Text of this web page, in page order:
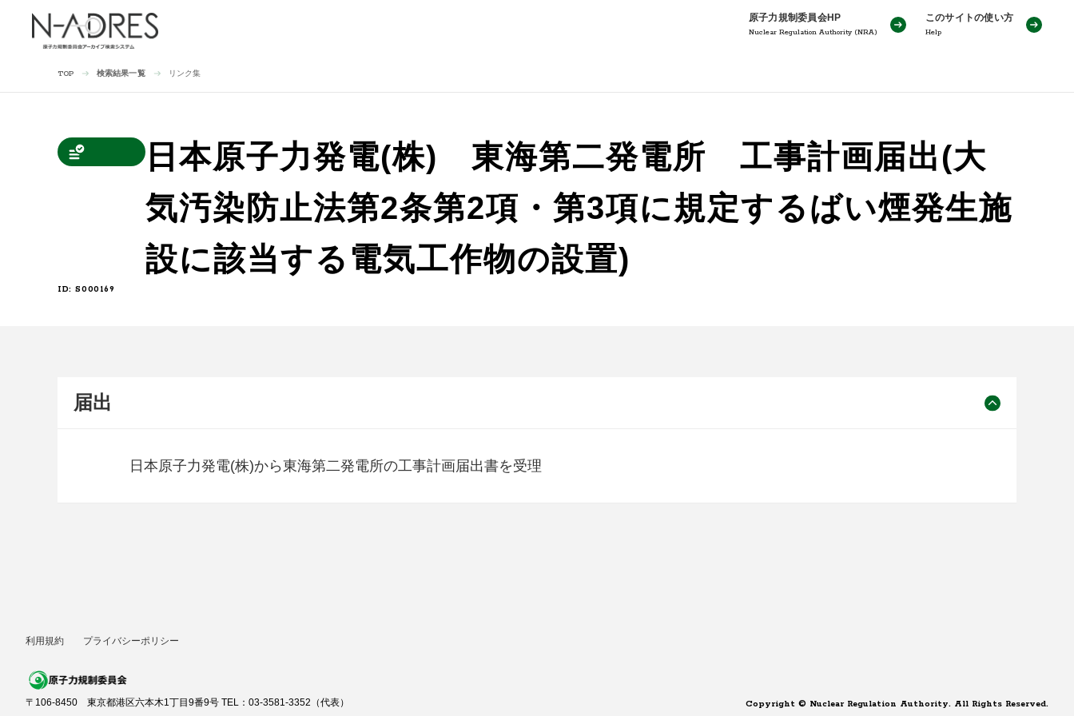
原子力規制委員会HP
Nuclear Regulation Authority (NRA)
このサイトの使い方
Help
TOP 検索結果一覧 リンク集
日本原子力発電(株) 東海第二発電所 工事計画届出(大
気汚染防止法第2条第2項・第3項に規定するばい煙発生施
設に該当する電気工作物の設置)
ID: S000169
届出
日本原子力発電(株)から東海第二発電所の工事計画届出書を受理
利用規約 プライバシーポリシー
〒106-8450 東京都港区六本木1丁目9番9号 TEL：03-3581-3352（代表） Copyright © Nuclear Regulation Authority. All Rights Reserved.